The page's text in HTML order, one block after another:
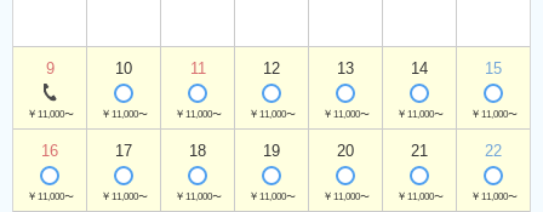
9
￥11,000〜
10
￥11,000〜
11
￥11,000〜
12
￥11,000〜
13
￥11,000〜
14
￥11,000〜
15
￥11,000〜
16
￥11,000〜
17
￥11,000〜
18
￥11,000〜
19
￥11,000〜
20
￥11,000〜
21
￥11,000〜
22
￥11,000〜